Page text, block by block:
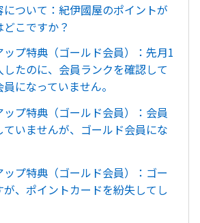
について：紀伊國屋のポイントが
こですか？
ップ特典（ゴールド会員）：先月1
たのに、会員ランクを確認して
になっていません。
プ特典（ゴールド会員）：会員
いませんが、ゴールド会員にな
プ特典（ゴールド会員）：ゴー
、ポイントカードを紛失してし